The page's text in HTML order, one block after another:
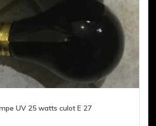
UV 25 watts culot E 27